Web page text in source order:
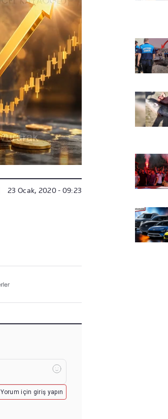
23 Ocak, 2020 - 09:23
Yorum için giriş yapın